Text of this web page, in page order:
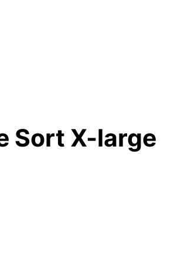
Sort X-large